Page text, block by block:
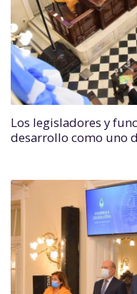
Los legisladores y
desarrollo como uno